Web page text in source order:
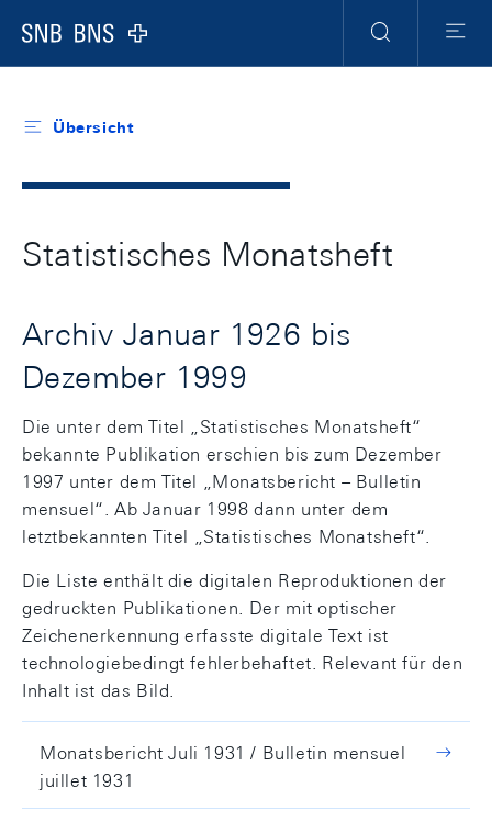
Logo
Navigation
Suche Menu
Übersicht
Statistisches Monatsheft
Archiv Januar 1926 bis
Dezember 1999
Die unter dem Titel „Statistisches Monatsheft“
bekannte Publikation erschien bis zum Dezember
1997 unter dem Titel „Monatsbericht – Bulletin
mensuel“. Ab Januar 1998 dann unter dem
letztbekannten Titel „Statistisches Monatsheft“.
Die Liste enthält die digitalen Reproduktionen der
gedruckten Publikationen. Der mit optischer
Zeichenerkennung erfasste digitale Text ist
technologiebedingt fehlerbehaftet. Relevant für den
Inhalt ist das Bild.
Monatsbericht Juli 1931 / Bulletin mensuel
juillet 1931